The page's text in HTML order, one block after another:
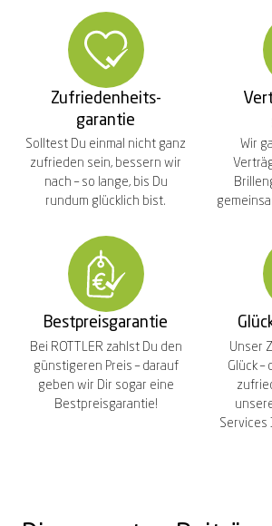
Zufriedenheits-
garantie
Solltest Du einmal nicht ganz
zufrieden sein, bessern wir
nach – so lange, bis Du
rundum glücklich bist.
Wir
Bestpreisgarantie
Bei ROTTLER zahlst Du den
günstigeren Preis – darauf
geben wir Dir sogar eine
Bestpreisgarantie!
Unser
Glück –
Services